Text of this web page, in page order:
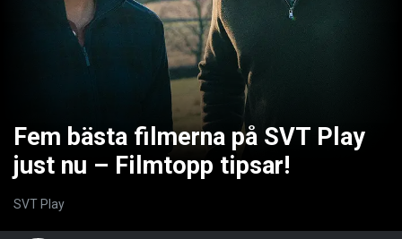
Fem bästa filmerna på SVT Play
just nu – Filmtopp tipsar!
SVT Play